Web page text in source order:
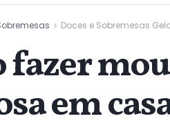
Doces e Sobremesas
fazer
em